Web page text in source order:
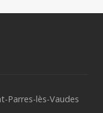
Parres-lès-Vaudes